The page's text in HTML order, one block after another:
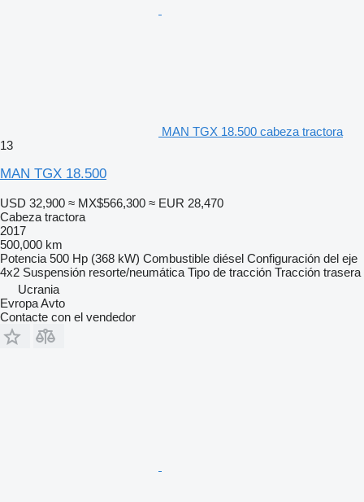
MAN TGX 18.500 cabeza tractora
13
MAN TGX 18.500
USD 32,900 ≈ MX$566,300 ≈ EUR 28,470
Cabeza tractora
2017
500,000 km
Potencia 500 Hp (368 kW) Combustible diésel Configuración del eje
4x2 Suspensión resorte/neumática Tipo de tracción Tracción trasera
Ucrania
Evropa Avto
Contacte con el vendedor